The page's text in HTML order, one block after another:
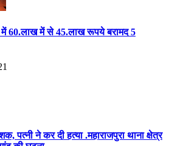
पत्नी ने कर दी हत्या .महाराजपुरा थाना क्षेत्र
प्रेमिका की गला घोंटकर हत्या कर दी।